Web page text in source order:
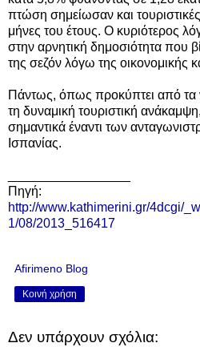
πτώση σημείωσαν και
μήνες του έτους. Ο κυριότερος
στην αρνητική δημοσιότητα που
της σεζόν λόγω της οικονομικής
Πάντως, όπως προκύπτει από
τη δυναμική τουριστική
σημαντικά έναντι των
Ισπανίας.
Πηγή:
http://www.kathimerini.gr/4dcgi/
1/08/2013_516417
Afirimeno Blog
Κοινή χρήση
Δεν υπάρχουν σχόλια: